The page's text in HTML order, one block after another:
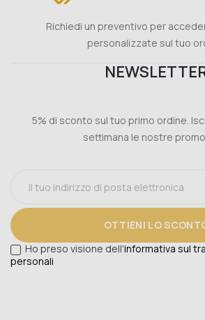
Richiedi un preventivo per
personalizzate sul tuo
5% di sconto sul tuo primo ordine.
settimana le nostre
OTTIENI LO
Ho preso visione dell'informativa sul
personali